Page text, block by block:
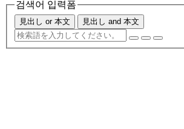
검색어 입력폼
見出し or 本文 見出し and 本文